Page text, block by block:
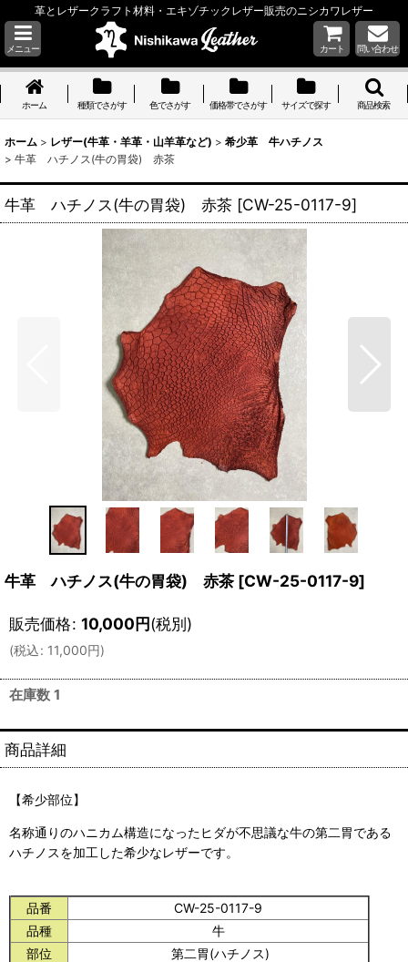
革とレザークラフト材料・エキゾチックレザー販売のニシカワレザー
メニュー カート 問い合わせ
ホーム 種類でさがす 色でさがす 価格帯でさがす サイズで探す 商品検索
ホーム > レザー(牛革・羊革・山羊革など) > 希少革 牛ハチノス
> 牛革 ハチノス(牛の胃袋) 赤茶
牛革 ハチノス(牛の胃袋) 赤茶 [CW-25-0117-9]
牛革 ハチノス(牛の胃袋) 赤茶 [CW-25-0117-9]
販売価格: 10,000円(税別)
(税込: 11,000円)
在庫数 1
商品詳細
【希少部位】
名称通りのハニカム構造になったヒダが不思議な牛の第二胃である
ハチノスを加工した希少なレザーです。
品番
CW-25-0117-9
品種
牛
部位
第二胃(ハチノス)